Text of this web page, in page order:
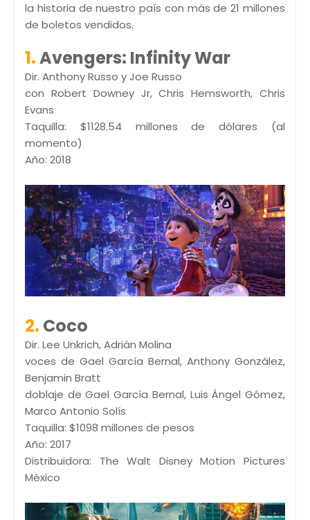
la historia de nuestro país con más de 21 millones
de boletos vendidos.
1.Avengers: Infinity War
Dir. Anthony Russo y Joe Russo
con Robert Downey Jr, Chris Hemsworth, Chris
Evans
Taquilla: $1128.54 millones de dólares (al
momento)
Año: 2018
2. Coco
Dir. Lee Unkrich, Adrián Molina
voces de Gael García Bernal, Anthony González,
Benjamin Bratt
doblaje de Gael García Bernal, Luis Ángel Gómez,
Marco Antonio Solís
Taquilla: $1098 millones de pesos
Año: 2017
Distribuidora: The Walt Disney Motion Pictures
México